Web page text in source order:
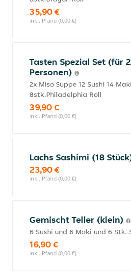
35,90 €
inkl. Pfand (0,00 €)
Tasten Spezial Set (für 2
Personen)
2x Miso Suppe 12 Sushi 14
8stk.Philadelphia Roll
39,90 €
inkl. Pfand (0,00 €)
Lachs Sashimi (18
23,90 €
inkl. Pfand (0,00 €)
Gemischt Teller (klein)
6 Sushi und 6 Maki und 6 Stk.
16,90 €
inkl. Pfand (0,00 €)